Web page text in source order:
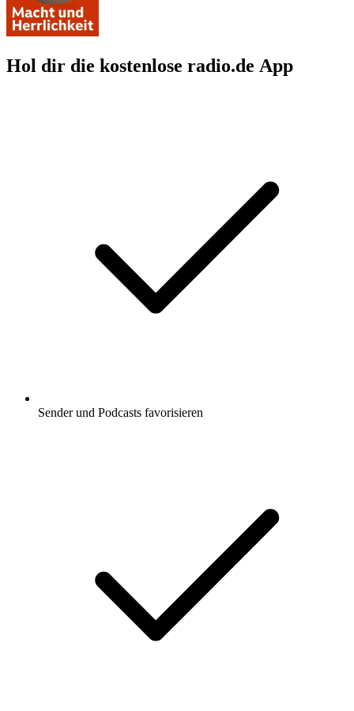
Hol dir die kostenlose radio.de App
Sender und Podcasts favorisieren